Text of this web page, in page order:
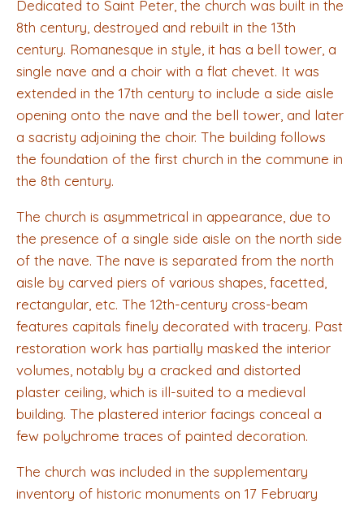
Dedicated to Saint Peter, the church was built in the
8th century, destroyed and rebuilt in the 13th
century. Romanesque in style, it has a bell tower, a
single nave and a choir with a flat chevet. It was
extended in the 17th century to include a side aisle
opening onto the nave and the bell tower, and later
a sacristy adjoining the choir. The building follows
the foundation of the first church in the commune in
the 8th century.
The church is asymmetrical in appearance, due to
the presence of a single side aisle on the north side
of the nave. The nave is separated from the north
aisle by carved piers of various shapes, facetted,
rectangular, etc. The 12th-century cross-beam
features capitals finely decorated with tracery. Past
restoration work has partially masked the interior
volumes, notably by a cracked and distorted
plaster ceiling, which is ill-suited to a medieval
building. The plastered interior facings conceal a
few polychrome traces of painted decoration.
The church was included in the supplementary
inventory of historic monuments on 17 February